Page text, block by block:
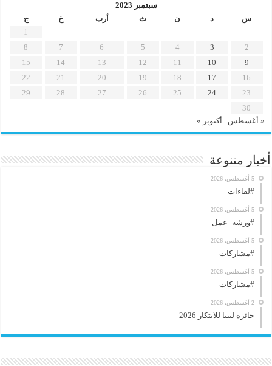
سبتمبر 2023
س
د ن ث أرب خ
ج
1
2
3
4
5
6
7
8
9
10
11
12
13
14
15
16
17
18
19
20
21
22
23
24
25
26
27
28
29
30
« أغسطس
أكتوبر »
أخبار متنوعة
5 أغسطس، 2026
#لقاءات
5 أغسطس، 2026
#ورشة_عمل
5 أغسطس، 2026
#مشاركات
5 أغسطس، 2026
#مشاركات
2 أغسطس، 2026
جائزة ليبيا للابتكار 2026